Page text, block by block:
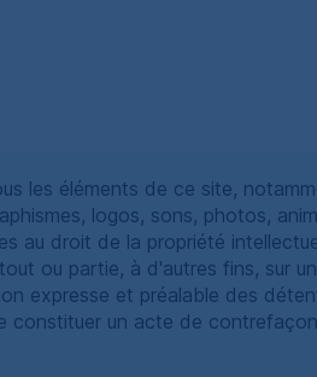
les éléments de ce site,
logos, sons, photos,
au droit de la propriété
ou partie, à d'autres fins, sur
expresse et préalable des
un acte de